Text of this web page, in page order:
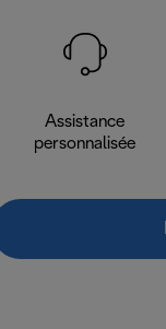
Assistance
personnalisée